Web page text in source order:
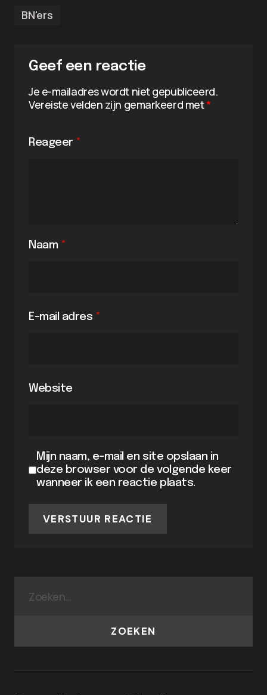
BN'ers
Geef een reactie
Je e-mailadres wordt niet gepubliceerd.
Vereiste velden zijn gemarkeerd met*
Reageer *
Naam *
E-mail adres *
Website
Mijn naam, e-mail en site opslaan in
deze browser voor de volgende keer
wanneer ik een reactie plaats.
VERSTUUR REACTIE
ZOEKEN